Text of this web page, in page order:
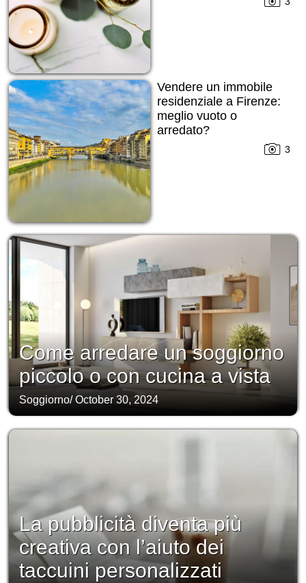
Vendere un immobile
residenziale a Firenze:
meglio vuoto o
arredato?
3
Come arredare un soggiorno
piccolo o con cucina a vista
Soggiorno/October 30, 2024
La pubblicità diventa più
creativa con l’aiuto dei
taccuini personalizzati